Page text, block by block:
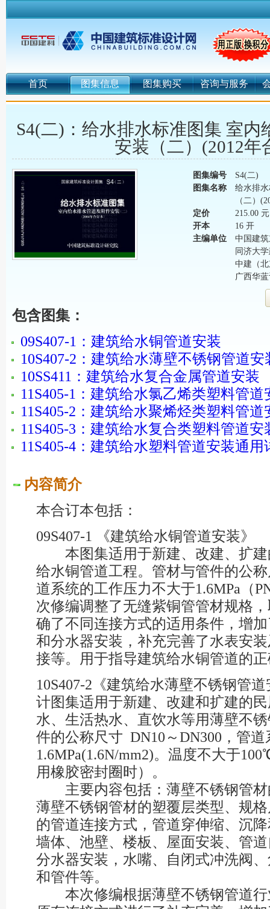
首页 图集信息 图集购买 咨询与服务
S4(二)：给水排水标准图集 室内
安装（二）(2012年
图集编号
S4(二)
图集名称
给水排
（二）
定价
215.00 元
开本
16 开
主编单位
中国建
同济大
中建（
广西华
包含图集：
09S407-1：建筑给水铜管道安装
10S407-2：建筑给水薄壁不锈钢管道安
10SS411：建筑给水复合金属管道安装
11S405-1：建筑给水氯乙烯类塑料管道
11S405-2：建筑给水聚烯烃类塑料管道
11S405-3：建筑给水复合类塑料管道安
11S405-4：建筑给水塑料管道安装通用
内容简介
本合订本包括：
09S407-1 《建筑给水铜管道安装》
本图集适用于新建、改建、扩建
给水铜管道工程。管材与管件的公
道系统的工作压力不大于1.6MPa（
次修编调整了无缝紫铜管管材规格
确了不同连接方式的适用条件，增
和分水器安装，补充完善了水表安
接等。用于指导建筑给水铜管道的
10S407-2《建筑给水薄壁不锈钢管
计图集适用于新建、改建和扩建的
水、生活热水、直饮水等用薄壁不
件的公称尺寸 DN10～DN300，管
1.6MPa(1.6N/mm2)。温度不大于
用橡胶密封圈时）。
主要内容包括：薄壁不锈钢管材
薄壁不锈钢管材的塑覆层类型、规
的管道连接方式，管道穿伸缩、沉
墙体、池壁、楼板、屋面安装、管
分水器安装，水嘴、自闭式冲洗阀
和管件等。
本次修编根据薄壁不锈钢管道行